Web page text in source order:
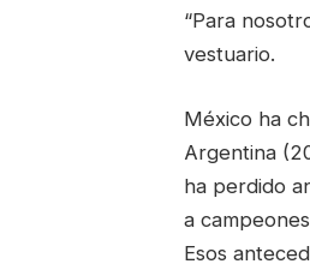
“Para
vestuario.
México ha
Argentina
ha perdido
a
Esos